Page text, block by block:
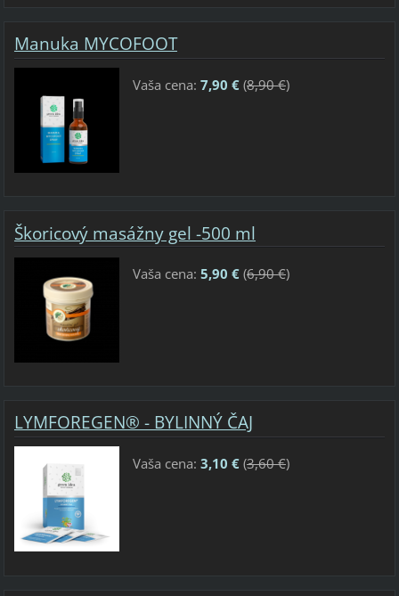
Manuka MYCOFOOT
Vaša cena: 7,90 €(8,90 €)
Škoricový masážny gel -500 ml
Vaša cena: 5,90 €(6,90 €)
LYMFOREGEN® - BYLINNÝ ČAJ
Vaša cena: 3,10 €(3,60 €)